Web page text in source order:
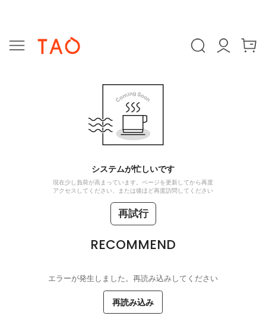
システムが忙しいです
現在少し負荷が高まっています。ページを更新してから再度
アクセスしてください、または後ほど再度訪問してください
再試行
RECOMMEND
エラーが発生しました。再読み込みしてください
再読み込み